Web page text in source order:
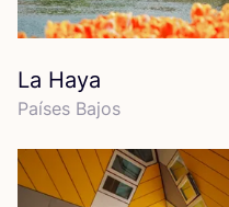
La Haya
Paí­ses Bajos